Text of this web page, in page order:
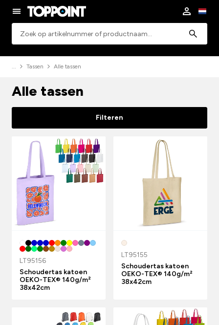
Tassen Alle tassen
Alle tassen
Filteren
LT95156
Schoudertas katoen
OEKO-TEX® 140g/m²
38x42cm
LT95155
Schoudertas katoen
OEKO-TEX® 140g/m²
38x42cm